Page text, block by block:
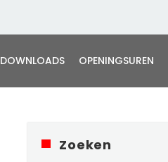
DOWNLOADS OPENINGSUREN
Zoeken